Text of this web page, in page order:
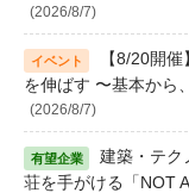
(2026/8/7)
【8/20開
を伸ばす 〜基本から
(2026/8/7)
建築・テク
荘を手がける「NOT